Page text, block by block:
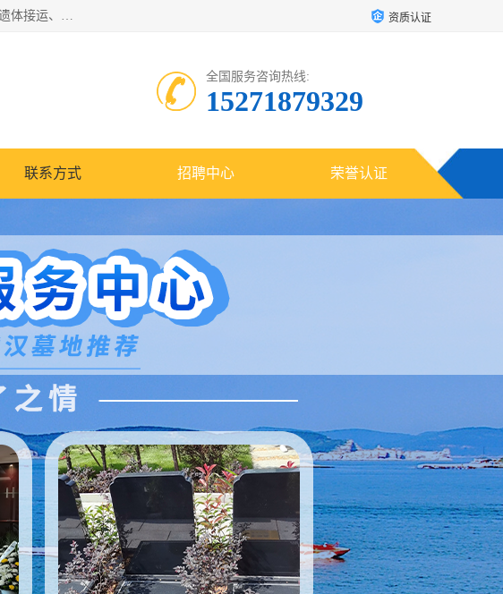
湖北殡仪一条龙,武汉殡葬一条龙,武汉办丧事服务专理红白佛事、病人临终关怀、医院或家中老人去世穿寿衣、灵车遗体接运、殡仪馆告别厅预约、办理火葬场手续、民俗丧事策划、遗体告别仪式、民俗礼仪服务、殡葬礼仪策划、陵园墓位导购、寺庙塔位择吉、往生功德策划、民俗功德策划、异地殡葬礼仪服务、异地骨灰接送返乡 资质认证
全国服务咨询热线:
15271879329
联系方式 招聘中心 荣誉认证